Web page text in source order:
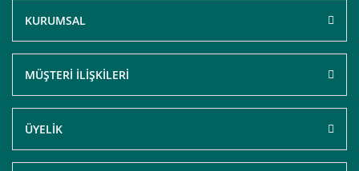
KURUMSAL
MÜŞTERİ İLİŞKİLERİ
ÜYELİK